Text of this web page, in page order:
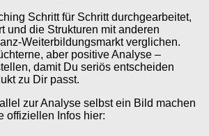
Schritt für Schritt durchgearbeitet,
und die Strukturen mit anderen
Weiterbildungsmarkt verglichen.
aber positive Analyse –
damit Du seriös entscheiden
zu Dir passt.
zur Analyse selbst ein Bild machen
offiziellen Infos hier: